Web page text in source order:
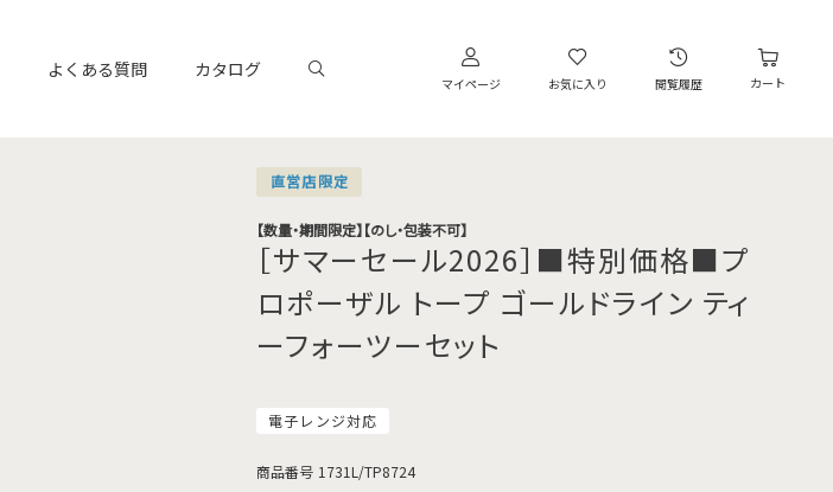
よくある質問 カタログ
マイページ お気に入り 閲覧履歴 カート
直営店限定
【数量・期間限定】【のし・包装不可】
［サマーセール2026］■特別価格■プ
ロポーザル トープ ゴールドライン ティ
ーフォーツーセット
電子レンジ対応
商品番号 1731L/TP8724